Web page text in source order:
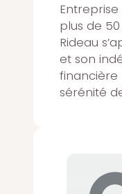
plus de
Rideau
et son
sérénité